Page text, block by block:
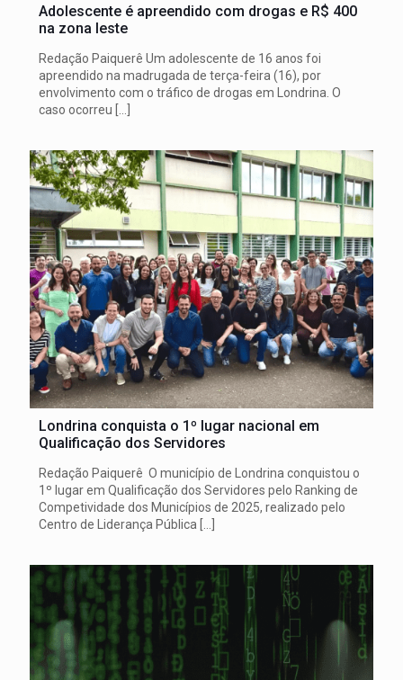
Adolescente é apreendido com drogas e R$ 400
na zona leste
Redação Paiquerê Um adolescente de 16 anos foi
apreendido na madrugada de terça-feira (16), por
envolvimento com o tráfico de drogas em Londrina. O
caso ocorreu
Londrina conquista o 1º lugar nacional em
Qualificação dos Servidores
Redação Paiquerê O município de Londrina conquistou o
1º lugar em Qualificação dos Servidores pelo Ranking de
Competividade dos Municípios de 2025, realizado pelo
Centro de Liderança Pública […]